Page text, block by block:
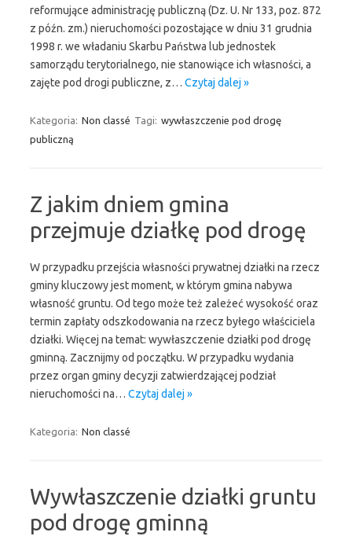
reformujące administrację publiczną (Dz. U. Nr 133, poz. 872
z późn. zm.) nieruchomości pozostające w dniu 31 grudnia
1998 r. we władaniu Skarbu Państwa lub jednostek
samorządu terytorialnego, nie stanowiące ich własności, a
zajęte pod drogi publiczne, z… Czytaj dalej »
Kategoria: Non classé Tagi: wywłaszczenie pod drogę
publiczną
Z jakim dniem gmina
przejmuje działkę pod drogę
W przypadku przejścia własności prywatnej działki na rzecz
gminy kluczowy jest moment, w którym gmina nabywa
własność gruntu. Od tego może też zależeć wysokość oraz
termin zapłaty odszkodowania na rzecz byłego właściciela
działki. Więcej na temat: wywłaszczenie działki pod drogę
gminną. Zacznijmy od początku. W przypadku wydania
przez organ gminy decyzji zatwierdzającej podział
nieruchomości na… Czytaj dalej »
Kategoria: Non classé
Wywłaszczenie działki gruntu
pod drogę gminną